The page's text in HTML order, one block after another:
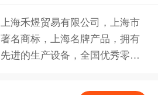
上海禾煜贸易有限公司，上海市
著名商标，上海名牌产品，拥有
先进的生产设备，全国优秀零售
应商之一。目前公司主要经营南